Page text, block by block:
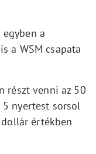
a
a WSM csapata
részt venni az 50
nyertest sorsol
értékben